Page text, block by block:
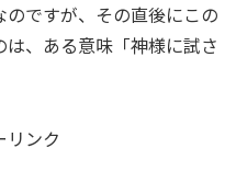
ですが、その直後にこの
、ある意味「神様に試さ
リンク